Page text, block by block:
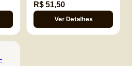
R$ 51,50
Ver Detalhes